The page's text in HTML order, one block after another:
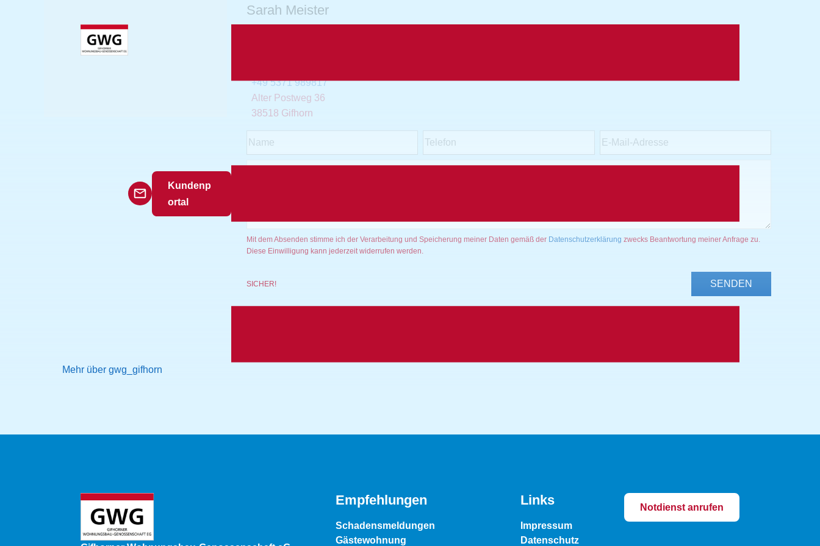
Kundenp
ortal
Sarah Meister
+49 5371 989817
Alter Postweg 36
38518 Gifhorn
Mit dem Absenden stimme ich der Verarbeitung und Speicherung meiner Daten gemäß der Datenschutzerklärung zwecks Beantwortung meiner Anfrage zu.
Diese Einwilligung kann jederzeit widerrufen werden.
SICHER! SENDEN
Mehr über gwg_gifhorn
Empfehlungen
Schadensmeldungen
Gästewohnung
Links
Impressum
Datenschutz
Notdienst anrufen